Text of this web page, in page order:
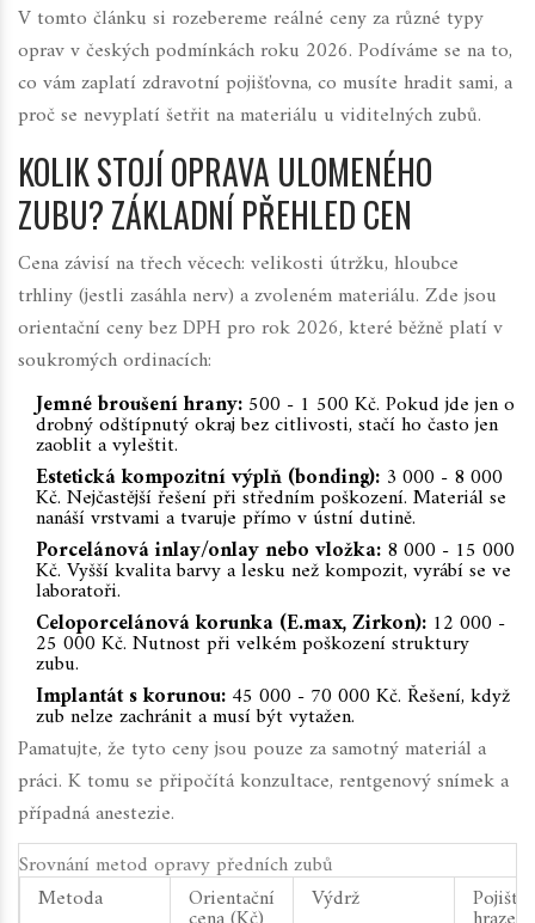
V tomto článku si rozebereme reálné ceny za různé typy
oprav v českých podmínkách roku 2026. Podíváme se na to,
co vám zaplatí zdravotní pojišťovna, co musíte hradit sami, a
proč se nevyplatí šetřit na materiálu u viditelných zubů.
KOLIK STOJÍ OPRAVA ULOMENÉHO
ZUBU? ZÁKLADNÍ PŘEHLED CEN
Cena závisí na třech věcech: velikosti útržku, hloubce
trhliny (jestli zasáhla nerv) a zvoleném materiálu. Zde jsou
orientační ceny bez DPH pro rok 2026, které běžně platí v
soukromých ordinacích:
Jemné broušení hrany: 500 - 1 500 Kč. Pokud jde jen o
drobný odštípnutý okraj bez citlivosti, stačí ho často jen
zaoblit a vyleštit.
Estetická kompozitní výplň (bonding): 3 000 - 8 000
Kč. Nejčastější řešení při středním poškození. Materiál se
nanáší vrstvami a tvaruje přímo v ústní dutině.
Porcelánová inlay/onlay nebo vložka: 8 000 - 15 000
Kč. Vyšší kvalita barvy a lesku než kompozit, vyrábí se ve
laboratoři.
Celoporcelánová korunka (E.max, Zirkon): 12 000 -
25 000 Kč. Nutnost při velkém poškození struktury
zubu.
Implantát s korunou: 45 000 - 70 000 Kč. Řešení, když
zub nelze zachránit a musí být vytažen.
Pamatujte, že tyto ceny jsou pouze za samotný materiál a
práci. K tomu se připočítá konzultace, rentgenový snímek a
případná anestezie.
Srovnání metod opravy předních zubů
Metoda
Orientační Výdrž